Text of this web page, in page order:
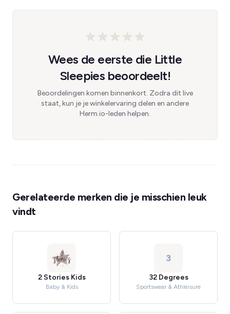
Wees de eerste die Little
Sleepies beoordeelt!
Beoordelingen komen binnenkort. Zodra dit live
staat, kun je je winkelervaring delen en andere
Herm.io-leden helpen.
Gerelateerde merken die je misschien leuk
vindt
2 Stories Kids
Baby & Kids
3
32 Degrees
Sportswear & Athleisure